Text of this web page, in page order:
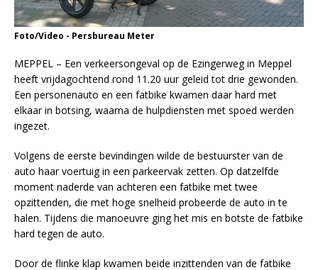
Foto/Video - Persbureau Meter
MEPPEL – Een verkeersongeval op de Ezingerweg in Meppel
heeft vrijdagochtend rond 11.20 uur geleid tot drie gewonden.
Een personenauto en een fatbike kwamen daar hard met
elkaar in botsing, waarna de hulpdiensten met spoed werden
ingezet.
Volgens de eerste bevindingen wilde de bestuurster van de
auto haar voertuig in een parkeervak zetten. Op datzelfde
moment naderde van achteren een fatbike met twee
opzittenden, die met hoge snelheid probeerde de auto in te
halen. Tijdens die manoeuvre ging het mis en botste de fatbike
hard tegen de auto.
Door de flinke klap kwamen beide inzittenden van de fatbike